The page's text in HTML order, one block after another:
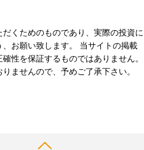
くためのものであり、実際の投資に
お願い致します。 当サイトの掲載
性を保証するものではありません。
ませんので、予めご了承下さい。